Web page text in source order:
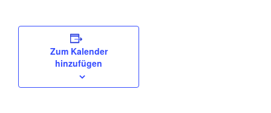
Zum Kalender
hinzufügen